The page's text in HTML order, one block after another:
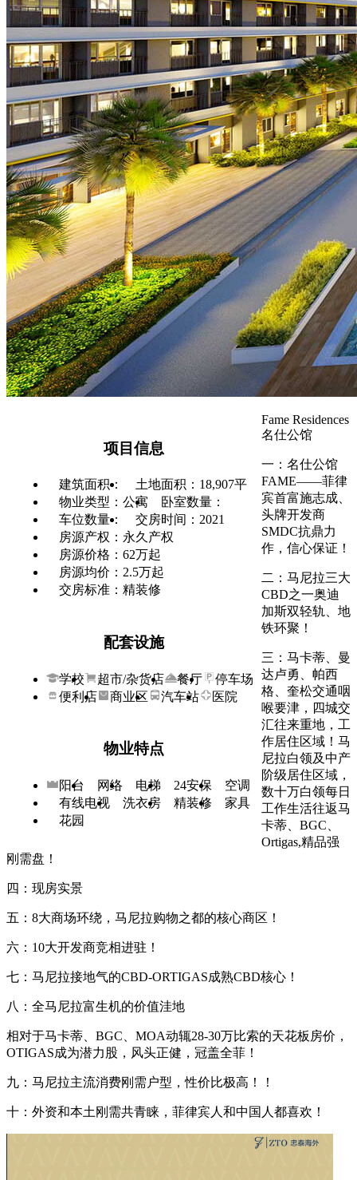
项目信息
建筑面积：
土地面积：18,907平
物业类型：公寓
卧室数量：
车位数量：
交房时间：2021
房源产权：永久产权
房源价格：62万起
房源均价：2.5万起
交房标准：精装修
配套设施
学校 超市/杂货店 餐厅
停车场
便利店
商业区 汽车站 医院
物业特点
阳台 网络 电梯 24安保
空调
有线电视
洗衣房 精装修
家具
花园
Fame Residences
名仕公馆
一：名仕公馆
FAME——菲律
宾首富施志成、
头牌开发商
SMDC抗鼎力
作，信心保证！
二：马尼拉三大
CBD之一奥迪
加斯双轻轨、地
铁环聚！
三：马卡蒂、曼
达卢勇、帕西
格、奎松交通咽
喉要津，四城交
汇往来重地，工
作居住区域！马
尼拉白领及中产
阶级居住区域，
数十万白领每日
工作生活往返马
卡蒂、BGC、
Ortigas,精品强
刚需盘！
四：现房实景
五：8大商场环绕，马尼拉购物之都的核心商区！
六：10大开发商竞相进驻！
七：马尼拉接地气的CBD-ORTIGAS成熟CBD核心！
八：全马尼拉富生机的价值洼地
相对于马卡蒂、BGC、MOA动辄28-30万比索的天花板房价，
OTIGAS成为潜力股，风头正健，冠盖全菲！
九：马尼拉主流消费刚需户型，性价比极高！！
十：外资和本土刚需共青睐，菲律宾人和中国人都喜欢！